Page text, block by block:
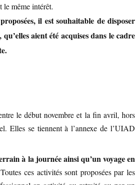
le même intérêt.
il est souhaitable de disposer
aient été acquises dans le cadre
le début novembre et la fin avril, hors
Elles se tiennent à l’annexe de l’UIAD
à la journée ainsi qu’un voyage en
ces activités sont proposées par les